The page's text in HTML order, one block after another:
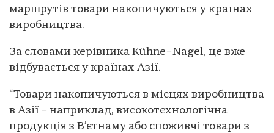
маршрутів товари накопичуються у країнах
виробництва.
За словами керівника Kühne+Nagel, це вже
відбувається у країнах Азії.
“Товари накопичуються в місцях виробництва
в Азії – наприклад, високотехнологічна
продукція з В’єтнаму або споживчі товари з